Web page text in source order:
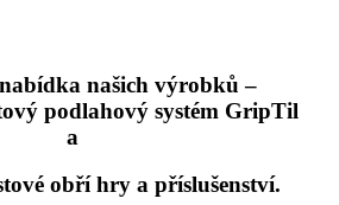
našich výrobků –
podlahový systém GripTil
a
obří hry a příslušenství.